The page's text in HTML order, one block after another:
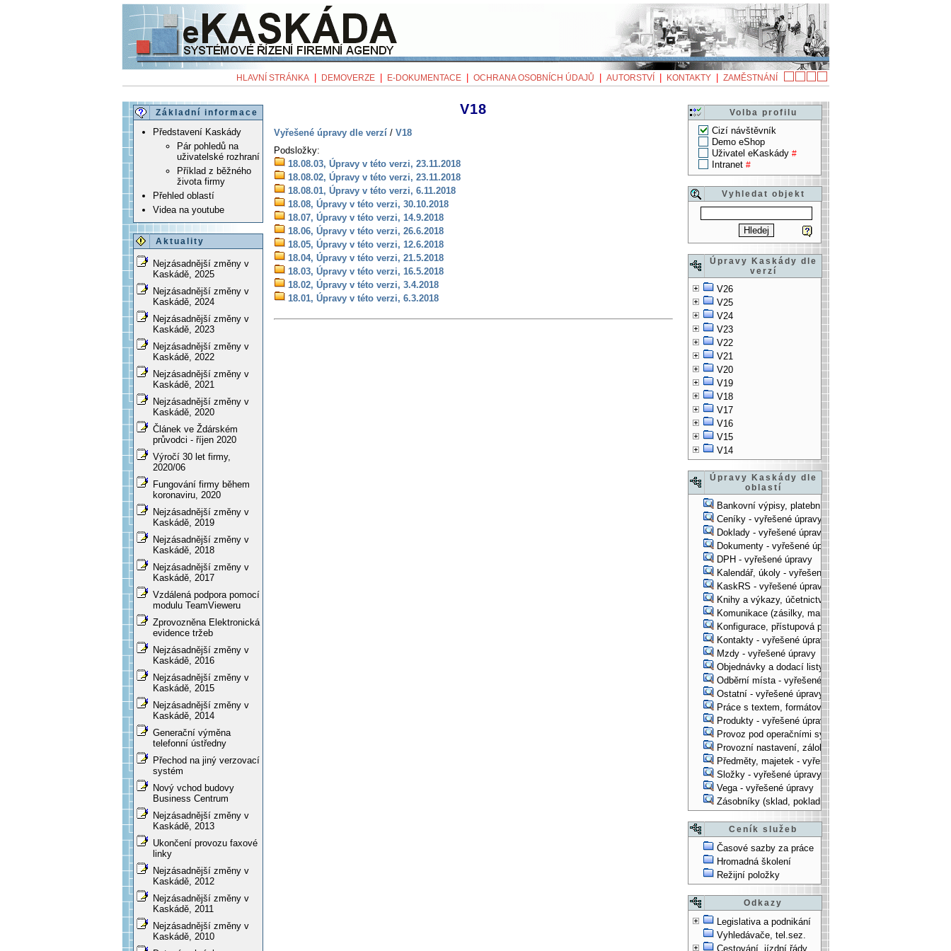
HLAVNÍ STRÁNKA DEMOVERZE E-DOKUMENTACE OCHRANA OSOBNÍCH ÚDAJŮ AUTORSTVÍ KONTAKTY ZAMĚSTNÁNÍ
Základní informace
Představení Kaskády
Pár pohledů na
uživatelské rozhraní
Příklad z běžného
života firmy
Přehled oblastí
Videa na youtube
Aktuality
Nejzásadnější změny v
Kaskádě, 2025
Nejzásadnější změny v
Kaskádě, 2024
Nejzásadnější změny v
Kaskádě, 2023
Nejzásadnější změny v
Kaskádě, 2022
Nejzásadnější změny v
Kaskádě, 2021
Nejzásadnější změny v
Kaskádě, 2020
Článek ve Ždárském
průvodci - říjen 2020
Výročí 30 let firmy,
2020/06
Fungování firmy během
koronaviru, 2020
Nejzásadnější změny v
Kaskádě, 2019
Nejzásadnější změny v
Kaskádě, 2018
Nejzásadnější změny v
Kaskádě, 2017
Vzdálená podpora pomocí
modulu TeamVieweru
Zprovozněna Elektronická
evidence tržeb
Nejzásadnější změny v
Kaskádě, 2016
Nejzásadnější změny v
Kaskádě, 2015
Nejzásadnější změny v
Kaskádě, 2014
Generační výměna
telefonní ústředny
Přechod na jiný verzovací
systém
Nový vchod budovy
Business Centrum
Nejzásadnější změny v
Kaskádě, 2013
Ukončení provozu faxové
linky
Nejzásadnější změny v
Kaskádě, 2012
Nejzásadnější změny v
Kaskádě, 2011
Nejzásadnější změny v
Kaskádě, 2010
Volba profilu
Cizí návštěvník
Demo eShop
Uživatel eKaskády #
Intranet #
Vyhledat objekt
Úpravy Kaskády dle
verzí
V26
V25
V24
V23
V22
V21
V20
V19
V18
V17
V16
V15
V14
Úpravy Kaskády dle
oblastí
Bankovní výpisy, platební příkazy - vyřešené úpravy
Ceníky - vyřešené úpravy
Doklady - vyřešené úpravy
Dokumenty - vyřešené úpravy
DPH - vyřešené úpravy
Kalendář, úkoly - vyřešené úpravy
KaskRS - vyřešené úpravy
Knihy a výkazy, účetnictví - vyřešené úpravy
Komunikace (zásilky, mail-systém, ...) - vyřešené úpravy
Konfigurace, přístupová práva, ... - vyřešené úpravy
Kontakty - vyřešené úpravy
Mzdy - vyřešené úpravy
Objednávky a dodací listy - vyřešené úpravy
Odběrní místa - vyřešené úpravy
Ostatní - vyřešené úpravy
Práce s textem, formátování, ... - vyřešené úpravy
Produkty - vyřešené úpravy
Provoz pod operačními systémy, technologické věci -
Provozní nastavení, zálohování, instalace, ... -
Předměty, majetek - vyřešené úpravy
Složky - vyřešené úpravy
Vega - vyřešené úpravy
Zásobníky (sklad, pokladna, bank. účet) - vyřešené
Ceník služeb
Časové sazby za práce
Hromadná školení
Režijní položky
Odkazy
Legislativa a podnikání
Vyhledávače, tel.sez.
Cestování, jízdní řády
V18
Vyřešené úpravy dle verzí / V18
Podsložky:
18.08.03, Úpravy v této verzi, 23.11.2018
18.08.02, Úpravy v této verzi, 23.11.2018
18.08.01, Úpravy v této verzi, 6.11.2018
18.08, Úpravy v této verzi, 30.10.2018
18.07, Úpravy v této verzi, 14.9.2018
18.06, Úpravy v této verzi, 26.6.2018
18.05, Úpravy v této verzi, 12.6.2018
18.04, Úpravy v této verzi, 21.5.2018
18.03, Úpravy v této verzi, 16.5.2018
18.02, Úpravy v této verzi, 3.4.2018
18.01, Úpravy v této verzi, 6.3.2018